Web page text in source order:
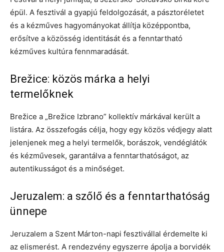
épül. A fesztivál a gyapjú feldolgozását, a pásztoréletet
és a kézműves hagyományokat állítja középpontba,
erősítve a közösség identitását és a fenntartható
kézműves kultúra fennmaradását.
Brežice: közös márka a helyi
termelőknek
Brežice a „Brežice Izbrano” kollektív márkával került a
listára. Az összefogás célja, hogy egy közös védjegy alatt
jelenjenek meg a helyi termelők, borászok, vendéglátók
és kézművesek, garantálva a fenntarthatóságot, az
autentikusságot és a minőséget.
Jeruzalem: a szőlő és a fenntarthatóság
ünnepe
Jeruzalem a Szent Márton-napi fesztivállal érdemelte ki
az elismerést. A rendezvény egyszerre ápolja a borvidék